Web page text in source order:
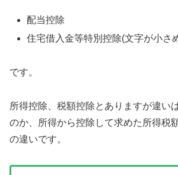
配当控除
住宅借入金等特別控除(文字が小さ
です。
所得控除、税額控除とありますが違い
のか、所得から控除して求めた所得税
の違いです。